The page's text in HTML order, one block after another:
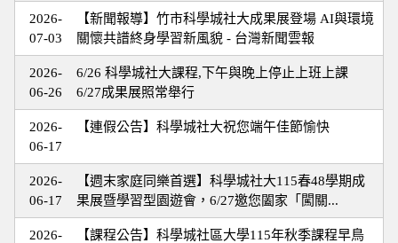
2026-
07-03
【新聞報導】竹市科學城社大成果展登場 AI與環境
關懷共譜終身學習新風貌 - 台灣新聞雲報
2026-
06-26
6/26 科學城社大課程,下午與晚上停止上班上課
6/27成果展照常舉行
2026-
06-17
【連假公告】科學城社大祝您端午佳節愉快
2026-
06-17
【週末家庭同樂首選】科學城社大115春48學期成
果展暨學習型園遊會，6/27邀您闔家「闖關...
2026-
【課程公告】科學城社區大學115年秋季課程早鳥